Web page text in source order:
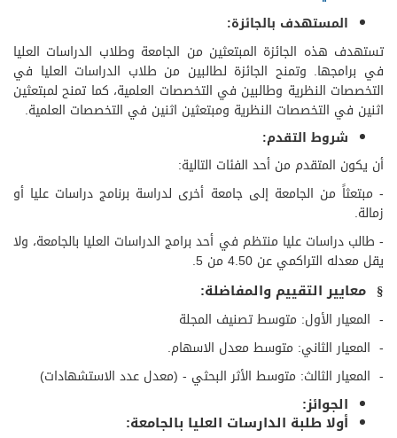
​المستهدف بالجائزة:
تستهدف هذه الجائزة المبتعثين من الجامعة وطلاب الدراسات العليا
في برامجها. وتمنح الجائزة لطالبين من طلاب الدراسات العليا في
التخصصات النظرية وطالبين في التخصصات العلمية، كما تمنح لمبتعثين
اثنين في التخصصات النظرية ومبتعثين اثنين في التخصصات العلمية.
شروط التقدم:
أن يكون المتقدم من أحد الفئات التالية:
- مبتعثاً من الجامعة إلى جامعة أخرى لدراسة برنامج دراسات عليا أو
زمالة.
- طالب دراسات عليا منتظم في أحد برامج الدراسات العليا بالجامعة، ولا
يقل معدله التراكمي عن 4.50 من 5.
§ معايير التقييم والمفاضلة:
- المعيار الأول: متوسط تصنيف المجلة
- المعيار الثاني: متوسط معدل الاسهام.
- المعيار الثالث: متوسط الأثر البحثي - (معدل عدد الاستشهادات)​​​
الجوائز:
​أولا طلبة الدارسات العليا بالجامعة: